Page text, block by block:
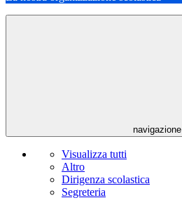
navigazione
Visualizza tutti
Altro
Dirigenza scolastica
Segreteria